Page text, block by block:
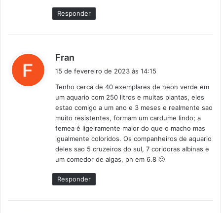
Responder
Fran
i
s
e
:
15 de fevereiro de 2023 às 14:15
Tenho cerca de 40 exemplares de neon verde em
um aquario com 250 litros e muitas plantas, eles
estao comigo a um ano e 3 meses e realmente sao
muito resistentes, formam um cardume lindo; a
femea é ligeiramente maior do que o macho mas
igualmente coloridos. Os companheiros de aquario
deles sao 5 cruzeiros do sul, 7 coridoras albinas e
um comedor de algas, ph em 6.8 🙂
Responder